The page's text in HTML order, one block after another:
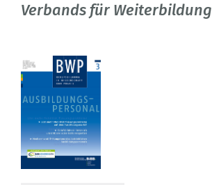
Verbands für Weiterbildung